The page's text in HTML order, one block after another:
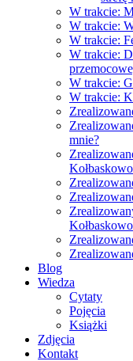
W trakcie:
W trakcie:
W trakcie:
W trakcie:
W trakcie:
W trakcie:
mnie?
Kołbaskowo
Kołbaskowo
Blog
Wiedza
Cytaty
Pojęcia
Książki
Zdjęcia
Kontakt